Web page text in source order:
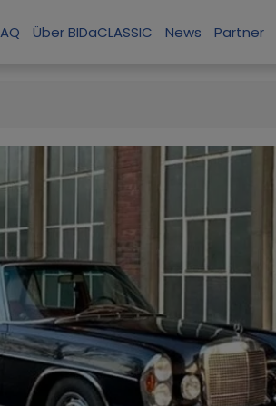
Über BIDaCLASSIC News Partner